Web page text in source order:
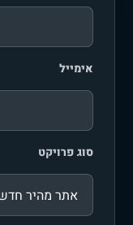
אימייל
סוג פרויקט